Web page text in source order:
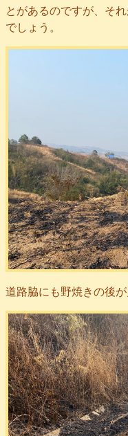
とがあるのですが、そ
でしょう。
道路脇にも野焼きの後が